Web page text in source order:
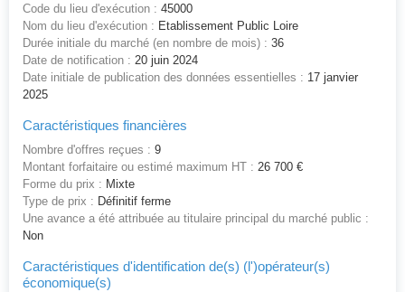
Code du lieu d'exécution : 45000
Nom du lieu d'exécution : Etablissement Public Loire
Durée initiale du marché (en nombre de mois) : 36
Date de notification : 20 juin 2024
Date initiale de publication des données essentielles : 17 janvier
2025
Caractéristiques financières
Nombre d'offres reçues : 9
Montant forfaitaire ou estimé maximum HT : 26 700 €
Forme du prix : Mixte
Type de prix : Définitif ferme
Une avance a été attribuée au titulaire principal du marché public :
Non
Caractéristiques d'identification de(s) (l')opérateur(s)
économique(s)